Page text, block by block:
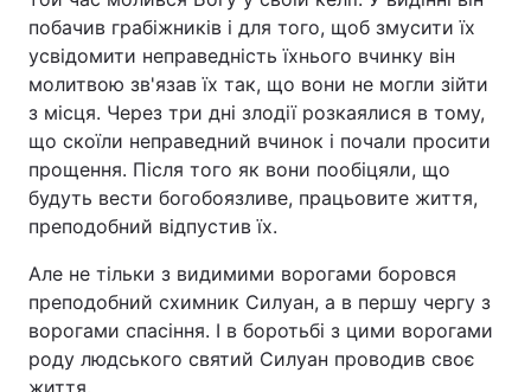
побачив грабіжників і для того, щоб змусити їх
усвідомити неправедність їхнього вчинку він
молитвою зв'язав їх так, що вони не могли зійти
з місця. Через три дні злодії розкаялися в тому,
що скоїли неправедний вчинок і почали просити
прощення. Після того як вони пообіцяли, що
будуть вести богобоязливе, працьовите життя,
преподобний відпустив їх.
Але не тільки з видимими ворогами боровся
преподобний схимник Силуан, а в першу чергу з
ворогами спасіння. І в боротьбі з цими ворогами
роду людського святий Силуан проводив своє
життя.